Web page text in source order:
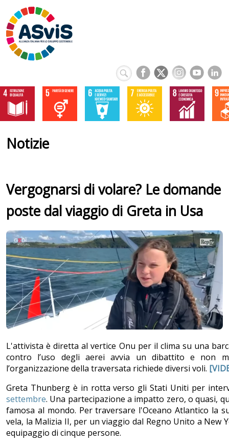
Notizie
Vergognarsi di volare? Le domande
poste dal viaggio di Greta in Usa
L'attivista è diretta al vertice Onu per il clima su una
contro l’uso degli aerei avvia un dibattito e non
l’organizzazione della traversata richiede diversi voli.
Greta Thunberg è in rotta verso gli Stati Uniti per
settembre. Una partecipazione a impatto zero, o quasi,
famosa al mondo. Per traversare l'Oceano Atlantico la
vela, la Malizia II, per un viaggio dal Regno Unito a New
equipaggio di cinque persone.